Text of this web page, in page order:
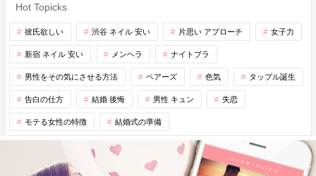
Hot Topicks
彼氏欲しい 渋谷 ネイル 安い 片思い アプローチ 女子力
新宿 ネイル 安い メンヘラ ナイトブラ
男性をその気にさせる方法 ペアーズ 色気 タップル誕生
告白の仕方 結婚 後悔 男性 キュン 失恋
モテる女性の特徴 結婚式の準備